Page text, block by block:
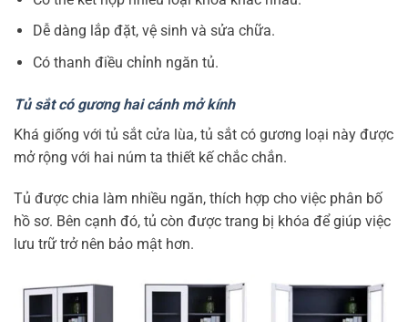
Dễ dàng lắp đặt, vệ sinh và sửa chữa.
Có thanh điều chỉnh ngăn tủ.
Tủ sắt có gương hai cánh mở kính
Khá giống với tủ sắt cửa lùa, tủ sắt có gương loại này được
mở rộng với hai núm ta thiết kế chắc chắn.
Tủ được chia làm nhiều ngăn, thích hợp cho việc phân bố
hồ sơ. Bên cạnh đó, tủ còn được trang bị khóa để giúp việc
lưu trữ trở nên bảo mật hơn.